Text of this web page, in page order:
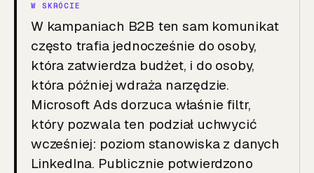
W kampaniach B2B ten sam komunikat
często trafia jednocześnie do osoby,
która zatwierdza budżet, i do osoby,
która później wdraża narzędzie.
Microsoft Ads dorzuca właśnie filtr,
który pozwala ten podział uchwycić
wcześniej: poziom stanowiska z danych
LinkedIna. Publicznie potwierdzono